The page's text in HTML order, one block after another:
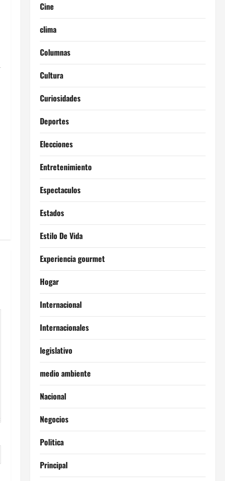
Cine
clima
Columnas
Cultura
Curiosidades
Deportes
Elecciones
Entretenimiento
Espectaculos
Estados
Estilo De Vida
Experiencia gourmet
Hogar
Internacional
Internacionales
legislativo
medio ambiente
Nacional
Negocios
Politica
Principal